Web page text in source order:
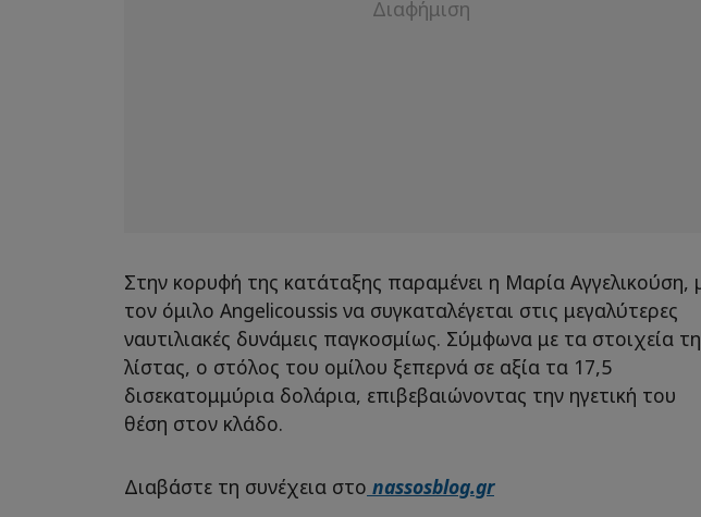
Στην κορυφή της κατάταξης παραμένει η Μαρία Αγγελικούση,
τον όμιλο Angelicoussis να συγκαταλέγεται στις μεγαλύτερες
ναυτιλιακές δυνάμεις παγκοσμίως. Σύμφωνα με τα στοιχεία
λίστας, ο στόλος του ομίλου ξεπερνά σε αξία τα 17,5
δισεκατομμύρια δολάρια, επιβεβαιώνοντας την ηγετική του
θέση στον κλάδο.
Διαβάστε τη συνέχεια στο nassosblog.gr